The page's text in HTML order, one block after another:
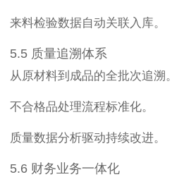
来料检验数据自动关联入库。
5.5 质量追溯体系
从原材料到成品的全批次追溯。
不合格品处理流程标准化。
质量数据分析驱动持续改进。
5.6 财务业务一体化